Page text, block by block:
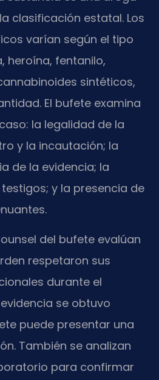
clasificación estatal. Los
varían según el tipo
heroína, fentanilo,
sintéticos,
El bufete examina
la legalidad de la
y la incautación; la
de la evidencia; la
y la presencia de
del bufete evalúan
respetaron sus
durante el
se obtuvo
puede presentar una
También se analizan
para confirmar